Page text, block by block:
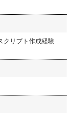
クリプト作成経験